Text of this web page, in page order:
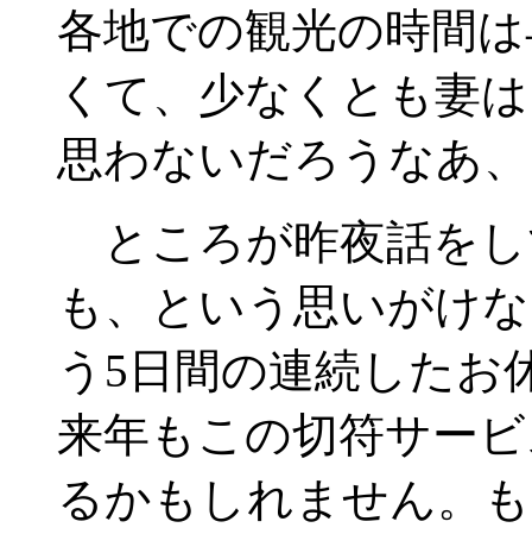
各地での観光の時間
くて、少なくとも妻
思わないだろうなあ
ところが昨夜話を
も、という思いがけ
う5日間の連続したお
来年もこの切符サー
るかもしれません。